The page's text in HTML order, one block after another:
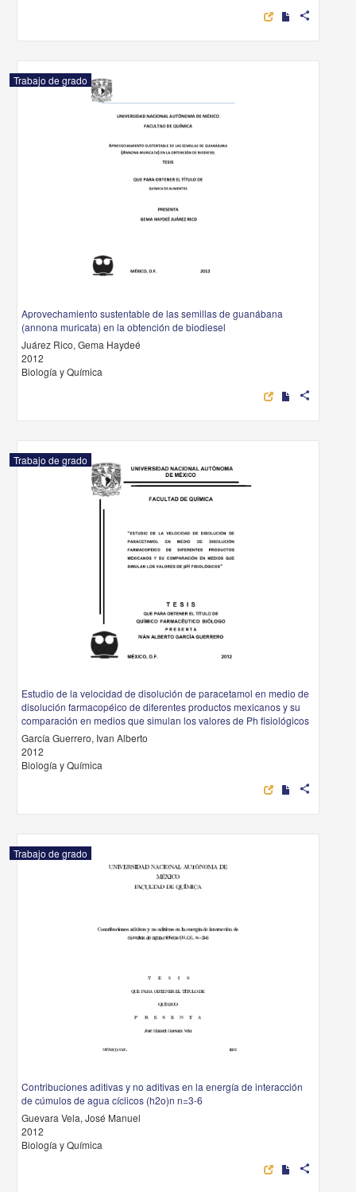
share
Trabajo de grado
Aprovechamiento sustentable de las semillas de guanábana
(annona muricata) en la obtención de biodiesel
Juárez Rico, Gema Haydeé
2012
Biología y Química
share
Trabajo de grado
Estudio de la velocidad de disolución de paracetamol en medio de
disolución farmacopéico de diferentes productos mexicanos y su
comparación en medios que simulan los valores de Ph fisiológicos
García Guerrero, Ivan Alberto
2012
Biología y Química
share
Trabajo de grado
Contribuciones aditivas y no aditivas en la energía de interacción
de cúmulos de agua cíclicos (h2o)n n=3-6
Guevara Vela, José Manuel
2012
Biología y Química
share